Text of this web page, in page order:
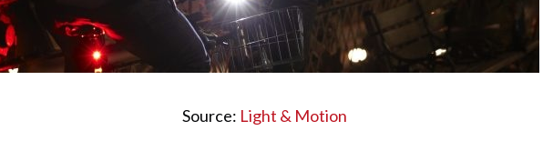
Source: Light & Motion